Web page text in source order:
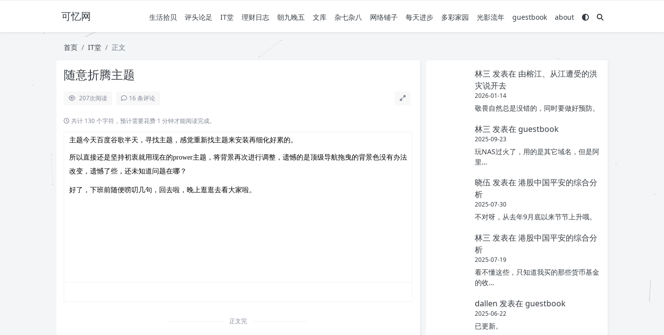
可忆网 生活拾贝 评头论足 IT堂 理财日志 朝九晚五 文库 杂七杂八 网络铺子 每天进步 多彩家园 光影流年 guestbook about
首页 IT堂 正文
随意折腾主题
207次阅读 16 条评论
共计 130 个字符，预计需要花费 1 分钟才能阅读完成。
主题今天百度谷歌半天，寻找主题，感觉重新找主题来安装再细化好累的。
所以直接还是坚持初衷就用现在的prower主题，将背景再次进行调整，遗憾的是顶级导航拖曳的背景色没有办法
改变，遗憾了些，还未知道问题在哪？
好了，下班前随便唠叨几句，回去啦，晚上逛逛去看大家啦。
正文完
林三 发表在 由榕江、从江遭受的洪
灾说开去
2026-01-14
敬畏自然总是没错的，同时要做好预防。
林三 发表在 guestbook
2025-09-23
玩NAS过火了，用的是其它域名，但是阿
里…
晓伍 发表在 港股中国平安的综合分
析
2025-07-30
不对呀，从去年9月底以来节节上升哦。
林三 发表在 港股中国平安的综合分
析
2025-07-19
看不懂这些，只知道我买的那些货币基金
的收…
dallen 发表在 guestbook
2025-06-22
已更新。